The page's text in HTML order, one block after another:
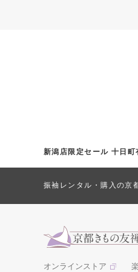
新潟店限定セール 十日
振袖レンタル・購入の京
オンラインストア